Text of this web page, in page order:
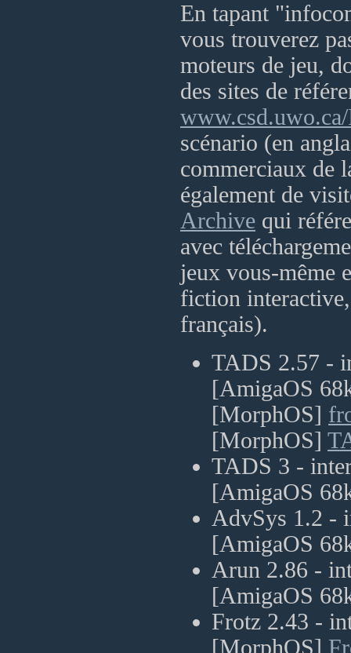
En tapant
vous trouverez
moteurs de jeu,
des sites de
scénario (en
commerciaux de
également de
Archive qui
avec
jeux vous-même
fiction
français).
TADS 2.57 -
[AmigaOS
[MorphOS]
[MorphOS]
TADS 3 -
[AmigaOS
AdvSys 1.2 -
[AmigaOS
Arun 2.86 -
[AmigaOS
Frotz 2.43 -
[MorphOS]